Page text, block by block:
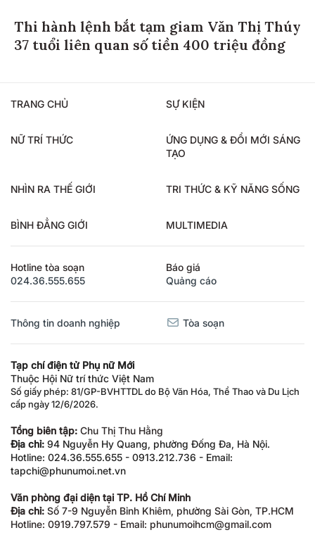
Thi hành lệnh bắt tạm giam Văn Thị Thúy
37 tuổi liên quan số tiền 400 triệu đồng
TRANG CHỦ SỰ KIỆN
NỮ TRÍ THỨC
ỨNG DỤNG & ĐỔI MỚI SÁNG
TẠO
NHÌN RA THẾ GIỚI TRI THỨC & KỸ NĂNG SỐNG
BÌNH ĐẲNG GIỚI MULTIMEDIA
Hotline tòa soạn
024.36.555.655
Báo giá
Quảng cáo
Thông tin doanh nghiệp Tòa soạn
Tạp chí điện tử Phụ nữ Mới
Thuộc Hội Nữ trí thức Việt Nam
Số giấy phép: 81/GP-BVHTTDL do Bộ Văn Hóa, Thể Thao và Du Lịch
cấp ngày 12/6/2026.
Tổng biên tập: Chu Thị Thu Hằng
Địa chỉ: 94 Nguyễn Hy Quang, phường Đống Đa, Hà Nội.
Hotline: 024.36.555.655 - 0913.212.736 - Email:
tapchi@phunumoi.net.vn
Văn phòng đại diện tại TP. Hồ Chí Minh
Địa chỉ: Số 7-9 Nguyễn Bỉnh Khiêm, phường Sài Gòn, TP.HCM
Hotline: 0919.797.579 - Email: phunumoihcm@gmail.com